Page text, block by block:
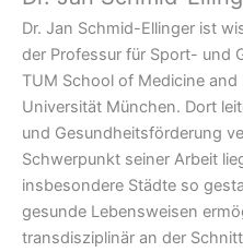
Dr. Jan Schmid-Ellinger ist
der Professur für Sport- und
TUM School of Medicine
Universität München. Dort
und Gesundheitsförderung
Schwerpunkt seiner Arbeit
insbesondere Städte so
gesunde Lebensweisen
transdisziplinär an der